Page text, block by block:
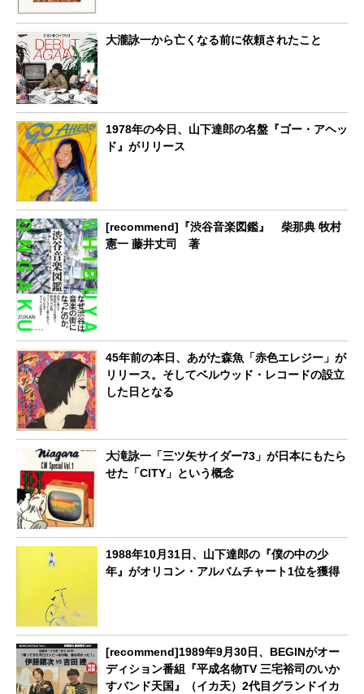
大瀧詠一から亡くなる前に依頼されたこと
1978年の今日、山下達郎の名盤『ゴー・アヘッ
ド』がリリース
[recommend]『渋谷音楽図鑑』 柴那典 牧村
憲一 藤井丈司 著
45年前の本日、あがた森魚「赤色エレジー」が
リリース。そしてベルウッド・レコードの設立
した日となる
大滝詠一「三ツ矢サイダー73」が日本にもたら
せた「CITY」という概念
1988年10月31日、山下達郎の『僕の中の少
年』がオリコン・アルバムチャート1位を獲得
[recommend]1989年9月30日、BEGINがオー
ディション番組『平成名物TV 三宅裕司のいか
すバンド天国』（イカ天）2代目グランドイカ